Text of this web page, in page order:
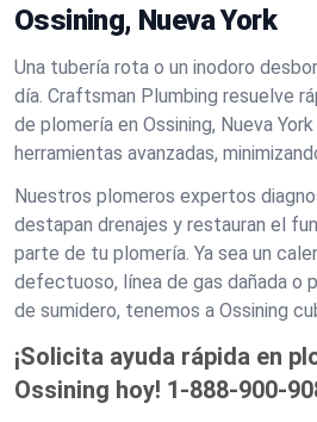
Ossining, Nueva York
Una tubería rota o un inodoro
día. Craftsman Plumbing resuelve
de plomería en Ossining, Nueva
herramientas avanzadas,
Nuestros plomeros expertos
destapan drenajes y restauran el
parte de tu plomería. Ya sea un
defectuoso, línea de gas dañada o
de sumidero, tenemos a Ossining
¡Solicita ayuda rápida en
Ossining hoy! 1-888-900-